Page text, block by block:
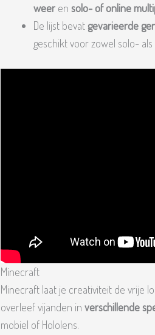
weer en solo- of online
De lijst bevat gevarieerde
geschikt voor zowel solo-
Minecraft
Minecraft laat je creativiteit de vrije
overleef vijanden in verschillende
mobiel of Hololens.